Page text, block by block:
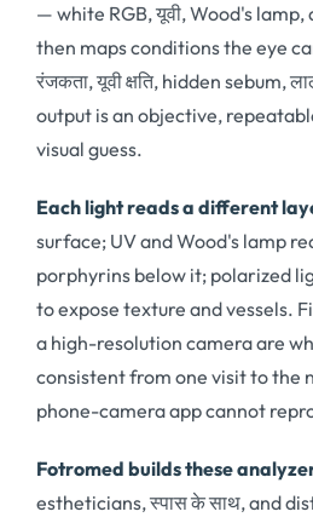
— white RGB, यूवी,Wood's lamp,
then maps conditions the eye
रंजकता, यूवी क्षति, hidden sebum,
output is an objective,
visual guess.
Each light reads a different
surface; UV and Wood's lamp
porphyrins below it; polarized
to expose texture and vessels.
a high-resolution camera are
consistent from one visit to the
phone-camera app cannot
Fotromed builds these
estheticians, स्पास के साथ,and